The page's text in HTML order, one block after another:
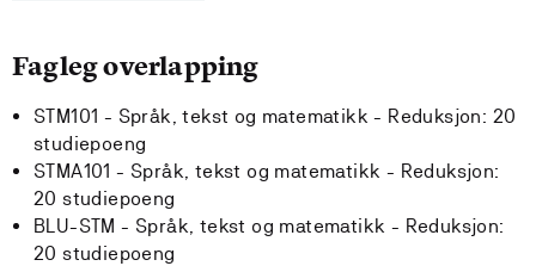
Fagleg overlapping
STM101 - Språk, tekst og matematikk - Reduksjon: 20
studiepoeng
STMA101 - Språk, tekst og matematikk - Reduksjon:
20 studiepoeng
BLU-STM - Språk, tekst og matematikk - Reduksjon:
20 studiepoeng